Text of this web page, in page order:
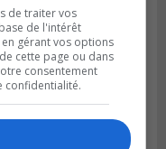
son aide
Partage
de traiter vos
de l'intérêt
gérant vos options
cette page ou dans
consentement
confidentialité.